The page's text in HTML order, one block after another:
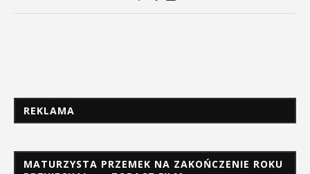
REKLAMA
MATURZYSTA PRZEMEK NA ZAKOŃCZENIE ROKU